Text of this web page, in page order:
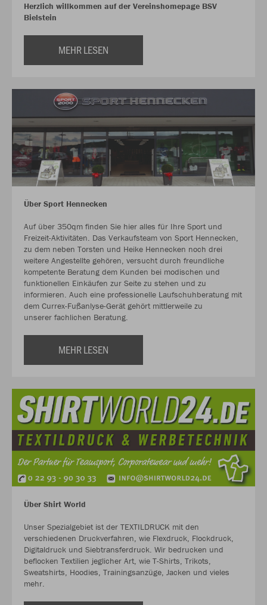
Herzlich willkommen auf der Vereinshomepage BSV
Bielstein
MEHR LESEN
Über Sport Hennecken
Auf über 350qm finden Sie hier alles für Ihre Sport und
Freizeit-Aktivitäten. Das Verkaufsteam von Sport Hennecken,
zu dem neben Torsten und Heike Hennecken noch drei
weitere Angestellte gehören, versucht durch freundliche
kompetente Beratung dem Kunden bei modischen und
funktionellen Einkäufen zur Seite zu stehen und zu
informieren. Auch eine professionelle Laufschuhberatung mit
dem Currex-Fußanlyse-Gerät gehört mittlerweile zu
unserer fachlichen Beratung.
MEHR LESEN
Über Shirt World
Unser Spezialgebiet ist der TEXTILDRUCK mit den
verschiedenen Druckverfahren, wie Flexdruck, Flockdruck,
Digitaldruck und Siebtransferdruck. Wir bedrucken und
beflocken Textilien jeglicher Art, wie T-Shirts, Trikots,
Sweatshirts, Hoodies, Trainingsanzüge, Jacken und vieles
mehr.